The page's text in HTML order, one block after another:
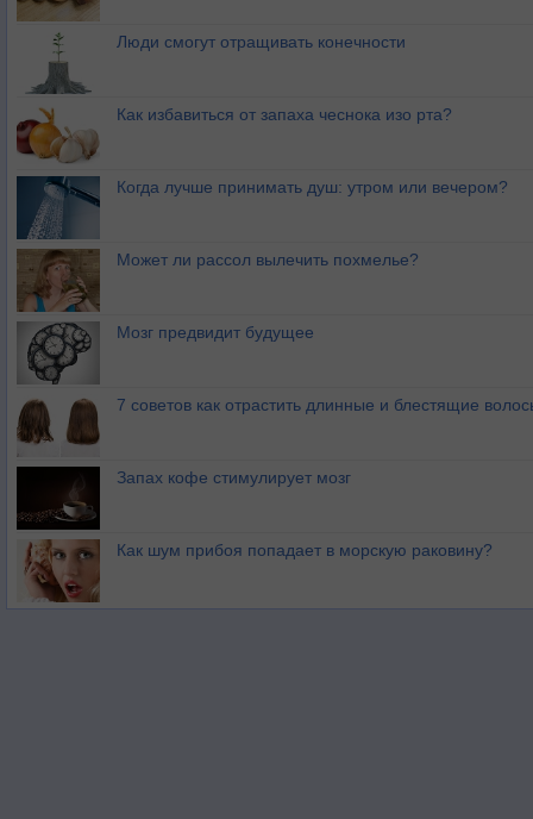
Люди смогут отращивать конечности
Как избавиться от запаха чеснока изо рта?
Когда лучше принимать душ: утром или вечером?
Может ли рассол вылечить похмелье?
Мозг предвидит будущее
7 советов как отрастить длинные и блестящие
Запах кофе стимулирует мозг
Как шум прибоя попадает в морскую раковину?